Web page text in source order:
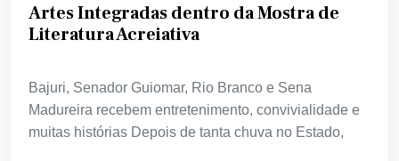
Artes Integradas dentro da Mostra de
Literatura Acreiativa
Bajuri, Senador Guiomar, Rio Branco e Sena
Madureira recebem entretenimento, convivialidade e
muitas histórias Depois de tanta chuva no Estado,